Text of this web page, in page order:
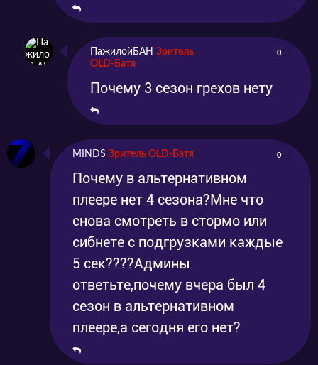
ПажилойБАН Зритель
OLD-Батя
0
Почему 3 сезон грехов нету
MINDS Зритель OLD-Батя 0
Почему в альтернативном
плеере нет 4 сезона?Мне что
снова смотреть в стормо или
сибнете с подгрузками каждые
5 сек????Админы
ответьте,почему вчера был 4
сезон в альтернативном
плеере,а сегодня его нет?